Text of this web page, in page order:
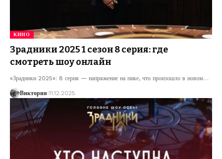
КИНО
Зрадники 2025 1 сезон 8 серия: где
смотреть шоу онлайн
«Зрадники 2025»: 8 серия — напряжение на пике, что произошло в новом…
Виктория 11.12.2025